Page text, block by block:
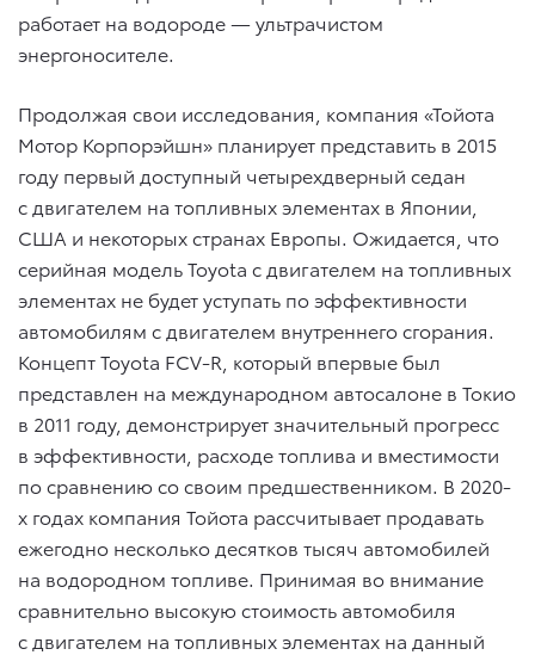
работает на водороде — ультрачистом
энергоносителе.
Продолжая свои исследования, компания «Тойота
Мотор Корпорэйшн» планирует представить в 2015
году первый доступный четырехдверный седан
с двигателем на топливных элементах в Японии,
США и некоторых странах Европы. Ожидается, что
серийная модель Toyota с двигателем на топливных
элементах не будет уступать по эффективности
автомобилям с двигателем внутреннего сгорания.
Концепт Toyota FCV-R, который впервые был
представлен на международном автосалоне в Токио
в 2011 году, демонстрирует значительный прогресс
в эффективности, расходе топлива и вместимости
по сравнению со своим предшественником. В 2020-
х годах компания Тойота рассчитывает продавать
ежегодно несколько десятков тысяч автомобилей
на водородном топливе. Принимая во внимание
сравнительно высокую стоимость автомобиля
с двигателем на топливных элементах на данный